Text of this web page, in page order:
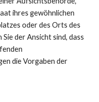
ihres gewöhnlichen
oder des Orts des
der Ansicht sind, dass
die Vorgaben der